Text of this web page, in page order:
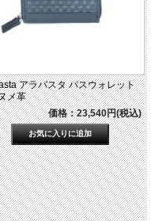
アラバスタ パスウォレット
メ革
価格：23,540円(税込)